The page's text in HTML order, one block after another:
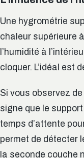
Une hygrométrie
chaleur supérieure
l’humidité à
cloquer. L’idéal est
Si vous observez
signe que le
temps d’attente
permet de détecter
la seconde couche